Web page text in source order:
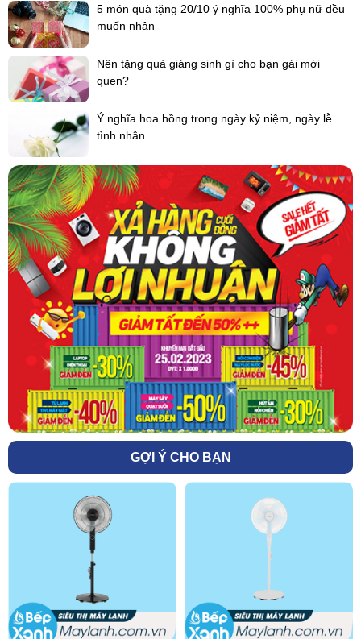
5 món quà tặng 20/10 ý nghĩa 100% phụ nữ đều
muốn nhận
Nên tặng quà giáng sinh gì cho bạn gái mới
quen?
Ý nghĩa hoa hồng trong ngày kỷ niệm, ngày lễ
tình nhân
GỢI Ý CHO BẠN